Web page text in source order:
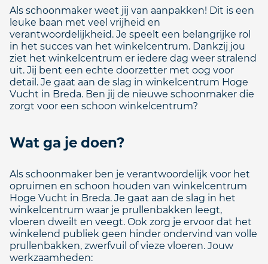
Als schoonmaker weet jij van aanpakken! Dit is een
leuke baan met veel vrijheid en
verantwoordelijkheid. Je speelt een belangrijke rol
in het succes van het winkelcentrum. Dankzij jou
ziet het winkelcentrum er iedere dag weer stralend
uit. Jij bent een echte doorzetter met oog voor
detail. Je gaat aan de slag in winkelcentrum Hoge
Vucht in Breda. Ben jij de nieuwe schoonmaker die
zorgt voor een schoon winkelcentrum?
Wat ga je doen?
Als schoonmaker ben je verantwoordelijk voor het
opruimen en schoon houden van winkelcentrum
Hoge Vucht in Breda. Je gaat aan de slag in het
winkelcentrum waar je prullenbakken leegt,
vloeren dweilt en veegt. Ook zorg je ervoor dat het
winkelend publiek geen hinder ondervind van volle
prullenbakken, zwerfvuil of vieze vloeren. Jouw
werkzaamheden: